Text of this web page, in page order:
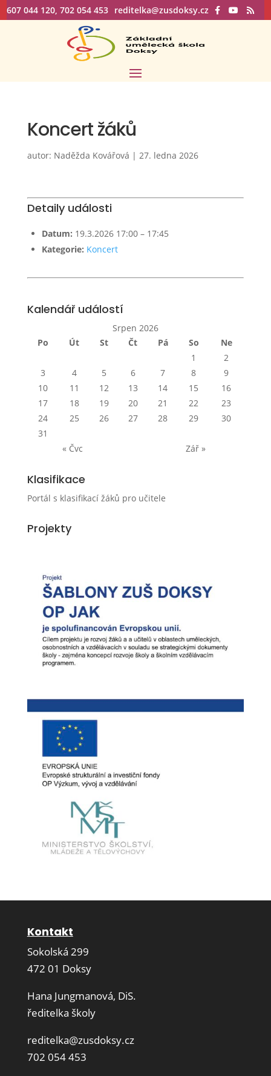
607 044 120, 702 054 453 reditelka@zusdoksy.cz
Koncert žáků
autor: Naděžda Kovářová | 27. ledna 2026
Detaily události
Datum: 19.3.2026 17:00– 17:45
Kategorie: Koncert
Kalendář událostí
Srpen 2026
Po
Út St Čt Pá So
Ne
1
2
3
4 5 6 7 8
9
10
11 12 13 14 15
16
17
18 19 20 21 22
23
24
25 26 27 28 29
30
31
« Čvc
Zář »
Klasifikace
Portál s klasifikací žáků pro učitele
Projekty
Kontakt
Sokolská 299
472 01 Doksy
Hana Jungmanová, DiS.
ředitelka školy
reditelka@zusdoksy.cz
702 054 453